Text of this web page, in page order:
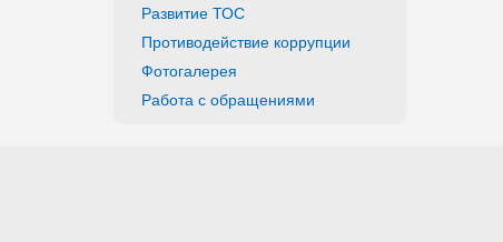
Развитие ТОС
Противодействие коррупции
Фотогалерея
Работа с обращениями